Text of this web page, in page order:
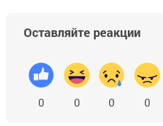
Оставляйте реакции
0 0 0 0